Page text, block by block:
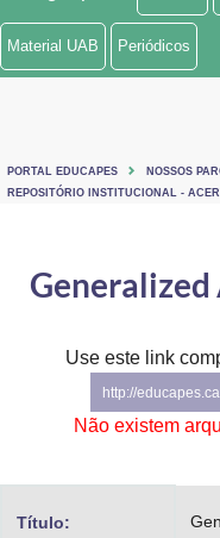
Ministério de Minas e Energia
Ministério do Turismo
Controladoria-Geral da União
Material UAB Periódicos
PORTAL EDUCAPES
NOSSOS
REPOSITÓRIO INSTITUCIONAL -
Use este link
http://
Não existem
Título: